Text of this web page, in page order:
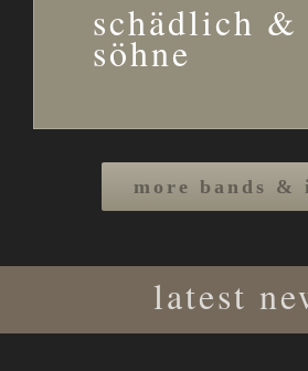
schädlich &
söhne
more bands &
latest